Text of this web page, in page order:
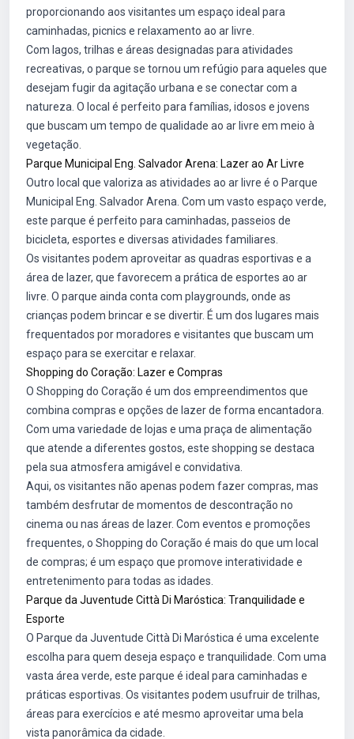
proporcionando aos visitantes um espaço ideal para
caminhadas, picnics e relaxamento ao ar livre.
Com lagos, trilhas e áreas designadas para atividades
recreativas, o parque se tornou um refúgio para aqueles que
desejam fugir da agitação urbana e se conectar com a
natureza. O local é perfeito para famílias, idosos e jovens
que buscam um tempo de qualidade ao ar livre em meio à
vegetação.
Parque Municipal Eng. Salvador Arena: Lazer ao Ar Livre
Outro local que valoriza as atividades ao ar livre é o Parque
Municipal Eng. Salvador Arena. Com um vasto espaço verde,
este parque é perfeito para caminhadas, passeios de
bicicleta, esportes e diversas atividades familiares.
Os visitantes podem aproveitar as quadras esportivas e a
área de lazer, que favorecem a prática de esportes ao ar
livre. O parque ainda conta com playgrounds, onde as
crianças podem brincar e se divertir. É um dos lugares mais
frequentados por moradores e visitantes que buscam um
espaço para se exercitar e relaxar.
Shopping do Coração: Lazer e Compras
O Shopping do Coração é um dos empreendimentos que
combina compras e opções de lazer de forma encantadora.
Com uma variedade de lojas e uma praça de alimentação
que atende a diferentes gostos, este shopping se destaca
pela sua atmosfera amigável e convidativa.
Aqui, os visitantes não apenas podem fazer compras, mas
também desfrutar de momentos de descontração no
cinema ou nas áreas de lazer. Com eventos e promoções
frequentes, o Shopping do Coração é mais do que um local
de compras; é um espaço que promove interatividade e
entretenimento para todas as idades.
Parque da Juventude Città Di Maróstica: Tranquilidade e
Esporte
O Parque da Juventude Città Di Maróstica é uma excelente
escolha para quem deseja espaço e tranquilidade. Com uma
vasta área verde, este parque é ideal para caminhadas e
práticas esportivas. Os visitantes podem usufruir de trilhas,
áreas para exercícios e até mesmo aproveitar uma bela
vista panorâmica da cidade.